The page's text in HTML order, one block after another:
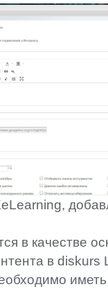
в качестве
в diskurs